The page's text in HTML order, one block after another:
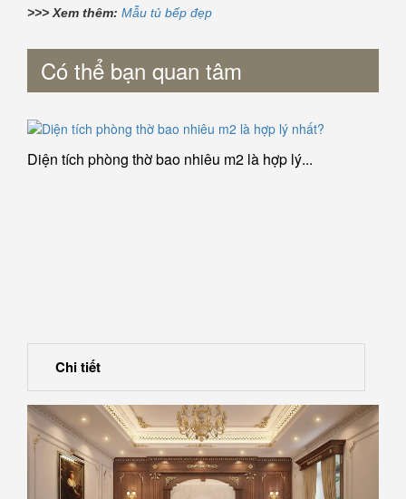
>>> Xem thêm: Mẫu tủ bếp đẹp
Có thể bạn quan tâm
Diện tích phòng thờ bao nhiêu m2 là hợp lý...
Chi tiết